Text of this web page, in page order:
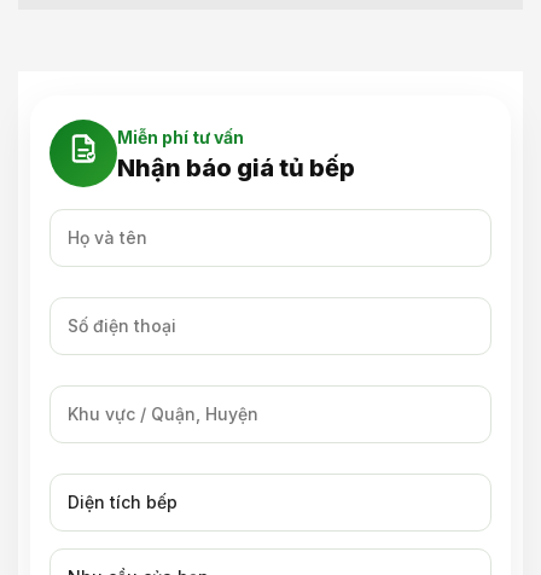
Miễn phí tư vấn
Nhận báo giá tủ bếp